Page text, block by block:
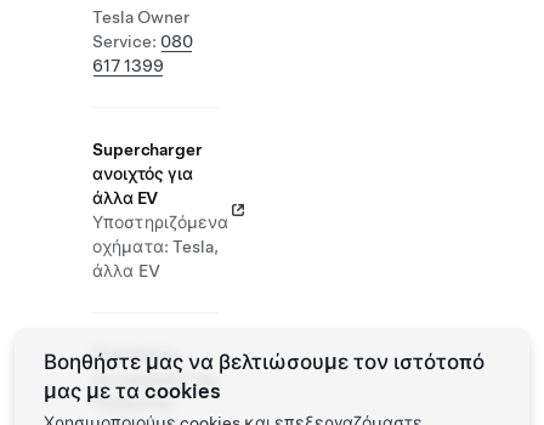
Tesla Owner
Service: 080
617 1399
Supercharger
ανοιχτός για
άλλα EV
Υποστηριζόμενα
οχήματα: Tesla,
άλλα EV
Πρόσθετες
λειτουργίες της
Tesla στην
Βοηθήστε μας να βελτιώσουμε τον ιστότοπό
μας με τα cookies